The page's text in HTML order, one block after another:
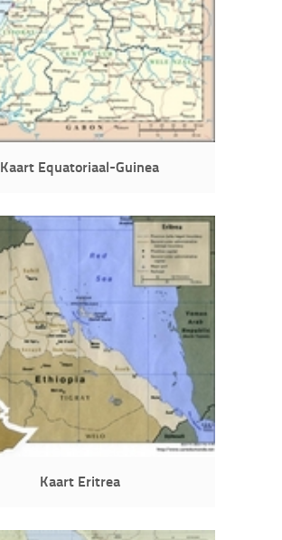
Kaart Equatoriaal-Guinea
Kaart Eritrea